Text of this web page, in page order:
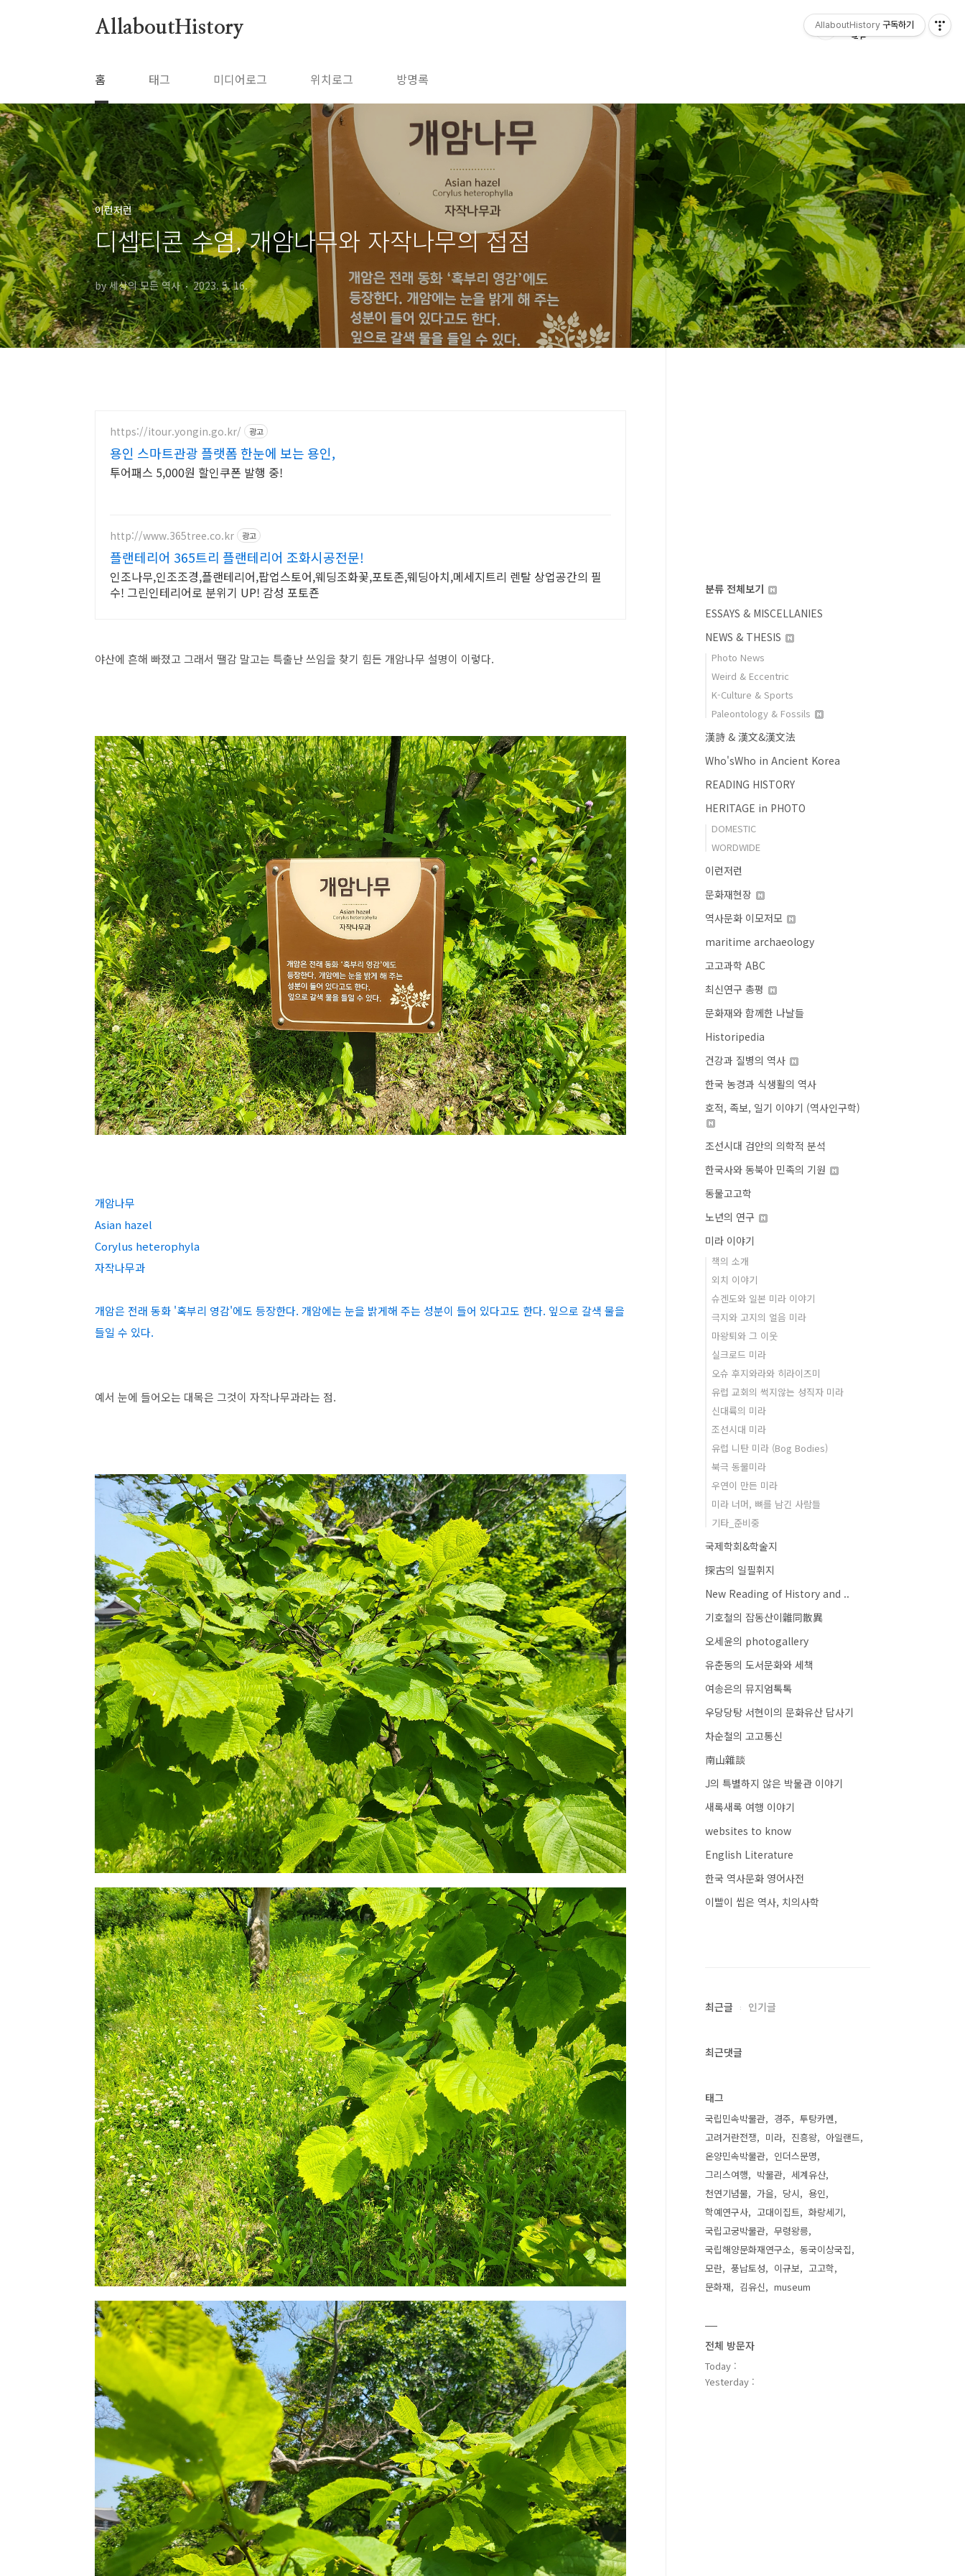
AllaboutHistory
홈 태그 미디어로그 위치로그 방명록
이런저런
디셉티콘 수염, 개암나무와 자작나무의 접점
by 세상의 모든 역사 2023. 5. 16.
https://itour.yongin.go.kr/ 광고
용인 스마트관광 플랫폼 한눈에 보는 용인,
투어패스 5,000원 할인쿠폰 발행 중!
http://www.365tree.co.kr 광고
플랜테리어 365트리 플랜테리어 조화시공전문!
인조나무,인조조경,플랜테리어,팝업스토어,웨딩조화꽃,포토존,웨딩아치,메세지트리 렌탈 상업공간의 필
수! 그린인테리어로 분위기 UP! 감성 포토죤
야산에 흔해 빠졌고 그래서 땔감 말고는 특출난 쓰임을 찾기 힘든 개암나무 설명이 이렇다.
개암나무
Asian hazel
Corylus heterophyla
자작나무과
개암은 전래 동화 '혹부리 영감'에도 등장한다. 개암에는 눈을 밝게해 주는 성분이 들어 있다고도 한다. 잎으로 갈색 물을
들일 수 있다.
예서 눈에 들어오는 대목은 그것이 자작나무과라는 점.
분류 전체보기
ESSAYS & MISCELLANIES
NEWS & THESIS
Photo News
Weird & Eccentric
K-Culture & Sports
Paleontology & Fossils
漢詩 & 漢文&漢文法
Who'sWho in Ancient Korea
READING HISTORY
HERITAGE in PHOTO
DOMESTIC
WORDWIDE
이런저런
문화재현장
역사문화 이모저모
maritime archaeology
고고과학 ABC
최신연구 총평
문화재와 함께한 나날들
Historipedia
건강과 질병의 역사
한국 농경과 식생활의 역사
호적, 족보, 일기 이야기 (역사인구학)
조선시대 검안의 의학적 분석
한국사와 동북아 민족의 기원
동물고고학
노년의 연구
미라 이야기
책의 소개
외치 이야기
슈겐도와 일본 미라 이야기
극지와 고지의 얼음 미라
마왕퇴와 그 이웃
실크로드 미라
오슈 후지와라와 히라이즈미
유럽 교회의 썩지않는 성직자 미라
신대륙의 미라
조선시대 미라
유럽 니탄 미라 (Bog Bodies)
북극 동물미라
우연이 만든 미라
미라 너머, 뼈를 남긴 사람들
기타_준비중
국제학회&학술지
探古의 일필휘지
New Reading of History and ..
기호철의 잡동산이雜同散異
오세윤의 photogallery
유춘동의 도서문화와 세책
여송은의 뮤지엄톡톡
우당당탕 서현이의 문화유산 답사기
차순철의 고고통신
南山雜談
J의 특별하지 않은 박물관 이야기
새록새록 여행 이야기
websites to know
English Literature
한국 역사문화 영어사전
이빨이 씹은 역사, 치의사학
최근글 인기글
최근댓글
태그
국립민속박물관 경주
투탕카멘
고려거란전쟁
미라 진흥왕
아일랜드
온양민속박물관
인더스문명
그리스여행
박물관
세계유산
천연기념물
가을 당시
용인
학예연구사
고대이집트
화랑세기
국립고궁박물관
무령왕릉
국립해양문화재연구소
동국이상국집
모란
풍납토성 이규보
고고학
문화재
김유신 museum
전체 방문자
Today :
Yesterday :
AllaboutHistory 구독하기